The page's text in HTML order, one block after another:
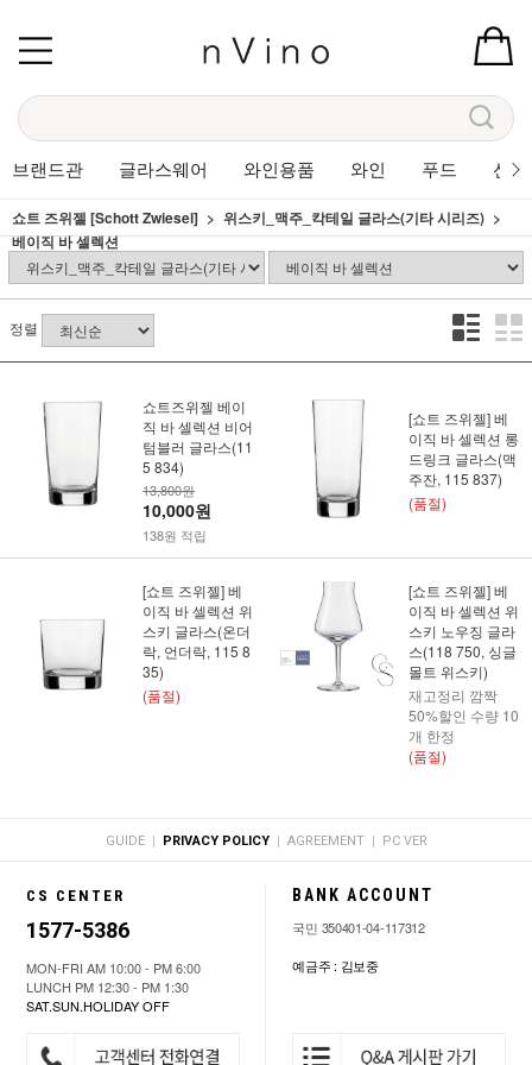
브랜드관 글라스웨어 와인용품 와인 푸드 선
쇼트 즈위젤 [Schott Zwiesel]
위스키_맥주_칵테일 글라스(기타 시리즈)
베이직 바 셀렉션
정렬
쇼트즈위젤 베이
직 바 셀렉션 비어
텀블러 글라스(11
5 834)
13,800원
10,000원
138원 적립
[쇼트 즈위젤] 베
이직 바 셀렉션 롱
드링크 글라스(맥
주잔, 115 837)
(품절)
[쇼트 즈위젤] 베
이직 바 셀렉션 위
스키 글라스(온더
락, 언더락, 115 8
35)
(품절)
[쇼트 즈위젤] 베
이직 바 셀렉션 위
스키 노우징 글라
스(118 750, 싱글
몰트 위스키)
재고정리 깜짝
50%할인 수량 10
개 한정
(품절)
GUIDE | PRIVACY POLICY | AGREEMENT | PC VER
CS CENTER
1577-5386
MON-FRI AM 10:00 - PM 6:00
LUNCH PM 12:30 - PM 1:30
SAT.SUN.HOLIDAY OFF
BANK ACCOUNT
국민 350401-04-117312
예금주 : 김보중